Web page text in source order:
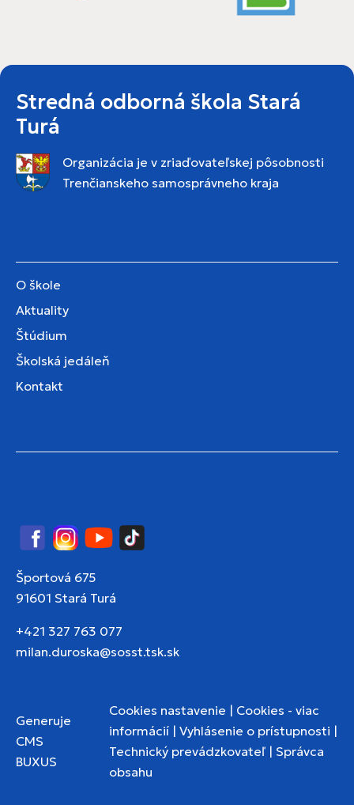
Stredná odborná škola Stará
Turá
Organizácia je v zriaďovateľskej pôsobnosti
Trenčianskeho samosprávneho kraja
O škole
Aktuality
Štúdium
Školská jedáleň
Kontakt
FacebookInstagramYouTubeTikTok
Športová 675
91601 Stará Turá
+421 327 763 077
milan.duroska@sosst.tsk.sk
Generuje
CMS
BUXUS
Cookies nastavenie | Cookies - viac
informácií | Vyhlásenie o prístupnosti |
Technický prevádzkovateľ | Správca
obsahu